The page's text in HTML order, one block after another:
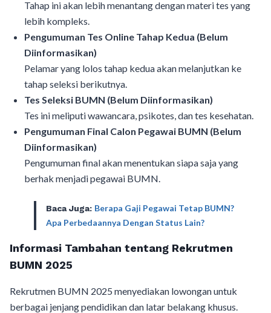
Tahap ini akan lebih menantang dengan materi tes yang
lebih kompleks.
Pengumuman Tes Online Tahap Kedua (Belum
Diinformasikan)
Pelamar yang lolos tahap kedua akan melanjutkan ke
tahap seleksi berikutnya.
Tes Seleksi BUMN (Belum Diinformasikan)
Tes ini meliputi wawancara, psikotes, dan tes kesehatan.
Pengumuman Final Calon Pegawai BUMN (Belum
Diinformasikan)
Pengumuman final akan menentukan siapa saja yang
berhak menjadi pegawai BUMN.
Baca Juga: Berapa Gaji Pegawai Tetap BUMN?
Apa Perbedaannya Dengan Status Lain?
Informasi Tambahan tentang Rekrutmen
BUMN 2025
Rekrutmen BUMN 2025 menyediakan lowongan untuk
berbagai jenjang pendidikan dan latar belakang khusus.